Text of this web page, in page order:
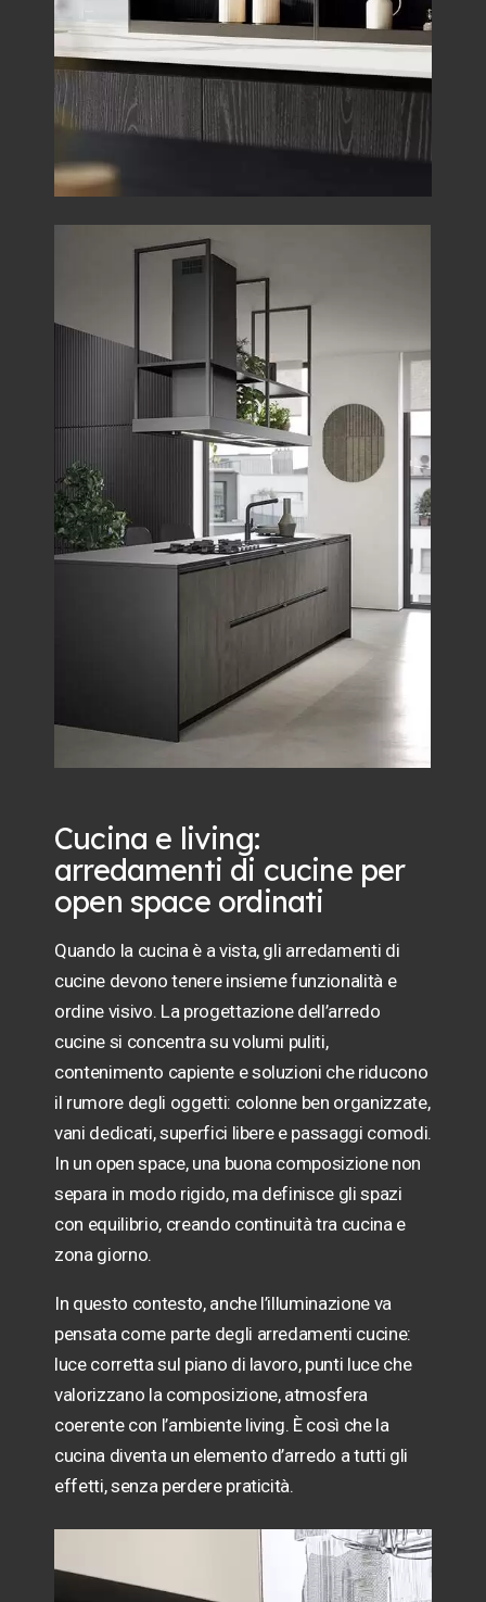
Cucina e living:
arredamenti di cucine per
open space ordinati
Quando la cucina è a vista, gli arredamenti di
cucine devono tenere insieme funzionalità e
ordine visivo. La progettazione dell’arredo
cucine si concentra su volumi puliti,
contenimento capiente e soluzioni che riducono
il rumore degli oggetti: colonne ben organizzate,
vani dedicati, superfici libere e passaggi comodi.
In un open space, una buona composizione non
separa in modo rigido, ma definisce gli spazi
con equilibrio, creando continuità tra cucina e
zona giorno.
In questo contesto, anche l’illuminazione va
pensata come parte degli arredamenti cucine:
luce corretta sul piano di lavoro, punti luce che
valorizzano la composizione, atmosfera
coerente con l’ambiente living. È così che la
cucina diventa un elemento d’arredo a tutti gli
effetti, senza perdere praticità.